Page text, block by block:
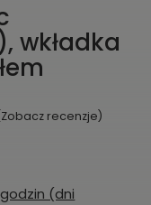
wkładka
Zobacz recenzje)
(dni